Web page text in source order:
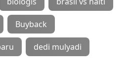
Buyback
dedi mulyadi